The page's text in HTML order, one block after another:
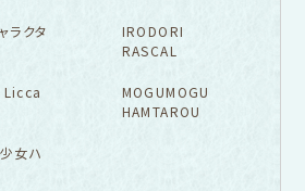
ラクタ
IRODORI
RASCAL
MOGUMOGU
HAMTAROU
女ハ